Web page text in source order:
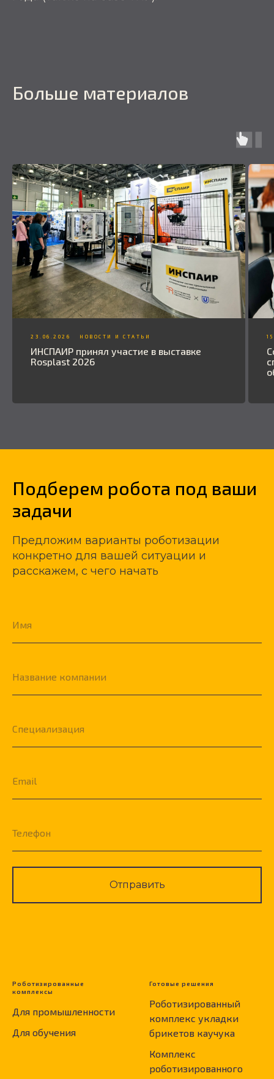
Больше материалов
23.06.2026 НОВОСТИ И СТАТЬИ
ИНСПАИР принял участие в выставке
Rosplast 2026
Подберем робота под ваши
задачи
Предложим варианты роботизации
конкретно для вашей ситуации и
расскажем, с чего начать
Имя
Название компании
Специализация
Email
Телефон
Отправить
Роботизированные
комплексы
Для промышленности
Для обучения
Готовые решения
Роботизированный
комплекс укладки
брикетов каучука
Комплекс
роботизированного